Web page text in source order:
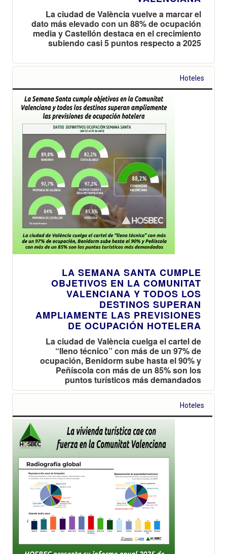
La ciudad de València vuelve a marcar el
dato más elevado con un 88% de ocupación
media y Castellón destaca en el crecimiento
subiendo casi 5 puntos respecto a 2025
Hoteles
LA SEMANA SANTA CUMPLE
OBJETIVOS EN LA COMUNITAT
VALENCIANA Y TODOS LOS
DESTINOS SUPERAN
AMPLIAMENTE LAS PREVISIONES
DE OCUPACIÓN HOTELERA
La ciudad de València cuelga el cartel de
“lleno técnico” con más de un 97% de
ocupación, Benidorm sube hasta el 90% y
Peñíscola con más de un 85% son los
puntos turísticos más demandados
Hoteles